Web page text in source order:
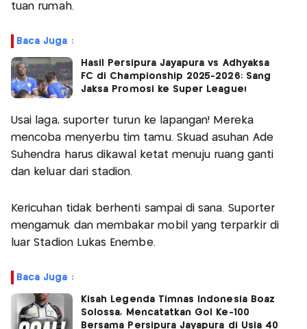
tuan rumah.
Baca Juga :
Hasil Persipura Jayapura vs Adhyaksa
FC di Championship 2025-2026: Sang
Jaksa Promosi ke Super League!
Usai laga, suporter turun ke lapangan! Mereka
mencoba menyerbu tim tamu. Skuad asuhan Ade
Suhendra harus dikawal ketat menuju ruang ganti
dan keluar dari stadion.
Kericuhan tidak berhenti sampai di sana. Suporter
mengamuk dan membakar mobil yang terparkir di
luar Stadion Lukas Enembe.
Baca Juga :
Kisah Legenda Timnas Indonesia Boaz
Solossa, Mencatatkan Gol Ke-100
Bersama Persipura Jayapura di Usia 40